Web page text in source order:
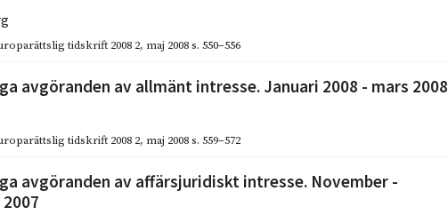
tidskrift 2008 2, maj 2008s. 550–556
avgöranden av allmänt intresse. Januari 2008 - mars 2008
tidskrift 2008 2, maj 2008s. 559–572
avgöranden av affärsjuridiskt intresse. November -